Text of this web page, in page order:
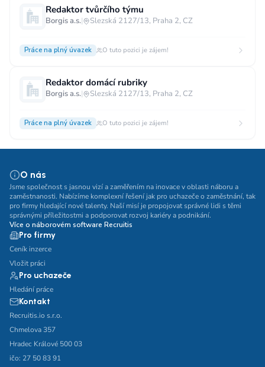
Redaktor tvůrčího týmu
Borgis a.s.| Slezská 2127/13, Praha 2, CZ
Práce na plný úvazek O tuto pozici je zájem!
Redaktor domácí rubriky
Borgis a.s.| Slezská 2127/13, Praha 2, CZ
Práce na plný úvazek O tuto pozici je zájem!
O nás
Jsme společnost s jasnou vizí a zaměřením na inovace v oblasti náboru a
zaměstnanosti. Nabízíme komplexní řešení jak pro uchazeče o zaměstnání, tak
pro firmy hledající nové talenty. Naší misí je propojovat správné lidi s těmi
správnými příležitostmi a podporovat rozvoj kariéry a podnikání.
Více o náborovém software Recruitis
Pro firmy
Ceník inzerce
Vložit práci
Pro uchazeče
Hledání práce
Kontakt
Recruitis.io s.r.o.
Chmelova 357
Hradec Králové 500 03
ičo: 27 50 83 91